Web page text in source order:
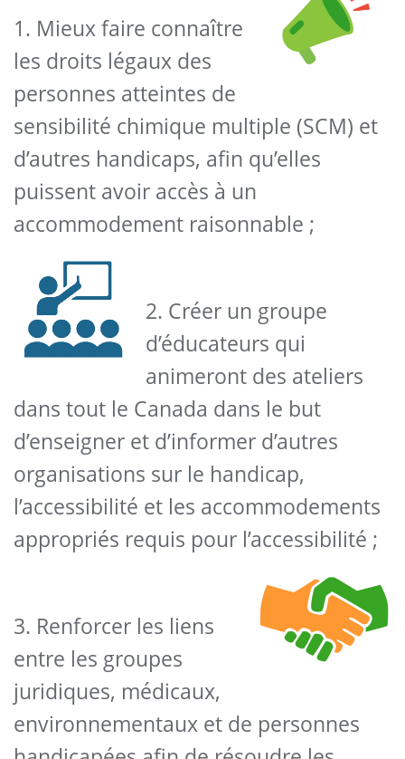
1. Mieux faire connaître
les droits légaux des
personnes atteintes de
sensibilité chimique multiple (SCM) et
d’autres handicaps, afin qu’elles
puissent avoir accès à un
accommodement raisonnable ;
2. Créer un groupe
d’éducateurs qui
animeront des ateliers
dans tout le Canada dans le but
d’enseigner et d’informer d’autres
organisations sur le handicap,
l’accessibilité et les accommodements
appropriés requis pour l’accessibilité ;
3. Renforcer les liens
entre les groupes
juridiques, médicaux,
environnementaux et de personnes